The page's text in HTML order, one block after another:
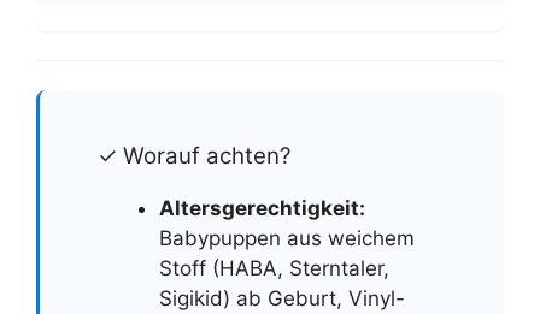
✓ Worauf achten?
Altersgerechtigkeit:
Babypuppen aus weichem
Stoff (HABA, Sterntaler,
Sigikid) ab Geburt, Vinyl-